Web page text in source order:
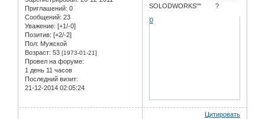
Приглашений: 0
Сообщений: 23
Уважение: [+1/-0]
Позитив: [+2/-2]
Пол: Мужской
Возраст: 53 [1973-01-21]
Провел на форуме:
1 день 11 часов
Последний визит:
21-12-2014 02:05:24
SOLODWORKS"" ?
0
Цитировать